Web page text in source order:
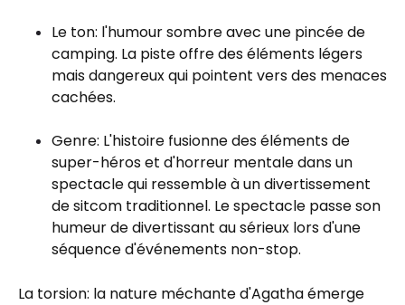
Le ton: l'humour sombre avec une pincée de
camping. La piste offre des éléments légers
mais dangereux qui pointent vers des menaces
cachées.
Genre: L'histoire fusionne des éléments de
super-héros et d'horreur mentale dans un
spectacle qui ressemble à un divertissement
de sitcom traditionnel. Le spectacle passe son
humeur de divertissant au sérieux lors d'une
séquence d'événements non-stop.
La torsion: la nature méchante d'Agatha émerge